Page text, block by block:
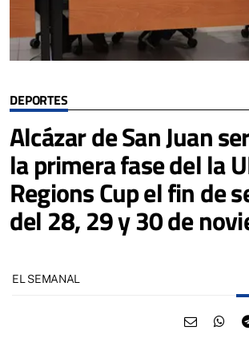
DEPORTES
Alcázar de San Juan
la primera fase del la
Regions Cup el fin de
del 28, 29 y 30 de
EL SEMANAL